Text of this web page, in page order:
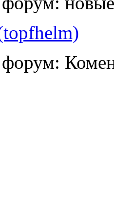
форум: